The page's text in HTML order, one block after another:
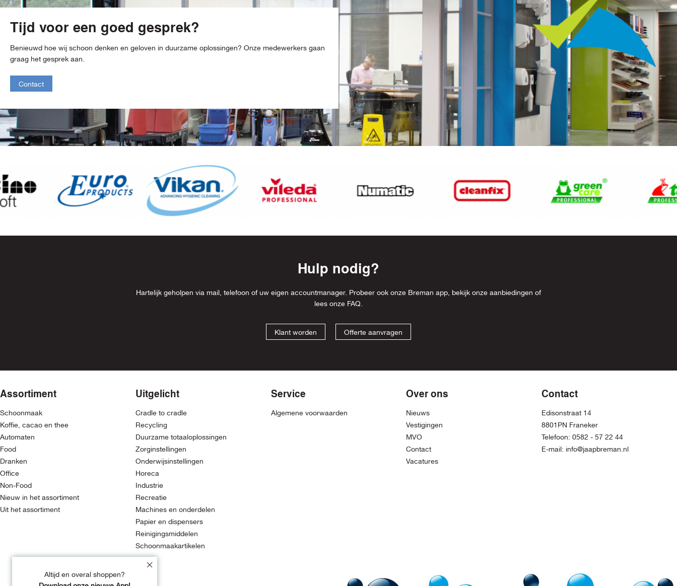
Tijd voor een goed gesprek?
Benieuwd hoe wij schoon denken en geloven in duurzame oplossingen? Onze medewerkers gaan
graag het gesprek aan.
Contact
Item
Hulp nodig?
Hartelijk geholpen via mail, telefoon of uw eigen accountmanager. Probeer ook onze Breman app, bekijk onze aanbiedingen of
lees onze FAQ.
Klant worden Offerte aanvragen
Assortiment
Schoonmaak
Koffie, cacao en thee
Automaten
Food
Dranken
Office
Non-Food
Nieuw in het assortiment
Uit het assortiment
Uitgelicht
Cradle to cradle
Recycling
Duurzame totaaloplossingen
Zorginstellingen
Onderwijsinstellingen
Horeca
Industrie
Recreatie
Machines en onderdelen
Papier en dispensers
Reinigingsmiddelen
Schoonmaakartikelen
Service
Algemene voorwaarden
Over ons
Nieuws
Vestigingen
MVO
Contact
Vacatures
Contact
Edisonstraat 14
8801PN Franeker
Telefoon:0582 - 57 22 44
E-mail: info@jaapbreman.nl
Altijd en overal shoppen?